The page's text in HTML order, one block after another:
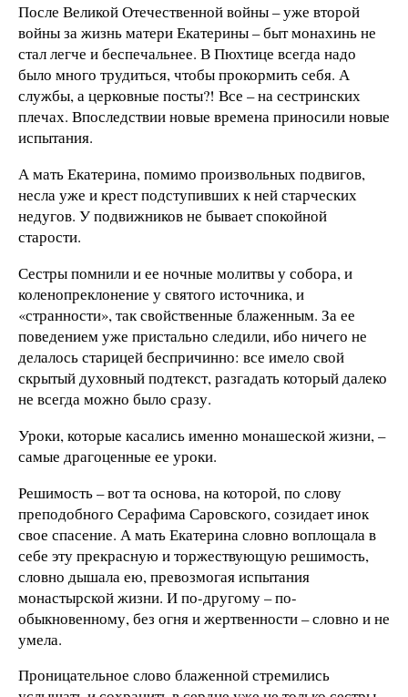
После Великой Отечественной войны – уже второй
войны за жизнь матери Екатерины – быт монахинь не
стал легче и беспечальнее. В Пюхтице всегда надо
было много трудиться, чтобы прокормить себя. А
службы, а церковные посты?! Все – на сестринских
плечах. Впоследствии новые времена приносили новые
испытания.
А мать Екатерина, помимо произвольных подвигов,
несла уже и крест подступивших к ней старческих
недугов. У подвижников не бывает спокойной
старости.
Сестры помнили и ее ночные молитвы у собора, и
коленопреклонение у святого источника, и
«странности», так свойственные блаженным. За ее
поведением уже пристально следили, ибо ничего не
делалось старицей беспричинно: все имело свой
скрытый духовный подтекст, разгадать который далеко
не всегда можно было сразу.
Уроки, которые касались именно монашеской жизни, –
самые драгоценные ее уроки.
Решимость – вот та основа, на которой, по слову
преподобного Серафима Саровского, созидает инок
свое спасение. А мать Екатерина словно воплощала в
себе эту прекрасную и торжествующую решимость,
словно дышала ею, превозмогая испытания
монастырской жизни. И по-другому – по-
обыкновенному, без огня и жертвенности – словно и не
умела.
Проницательное слово блаженной стремились